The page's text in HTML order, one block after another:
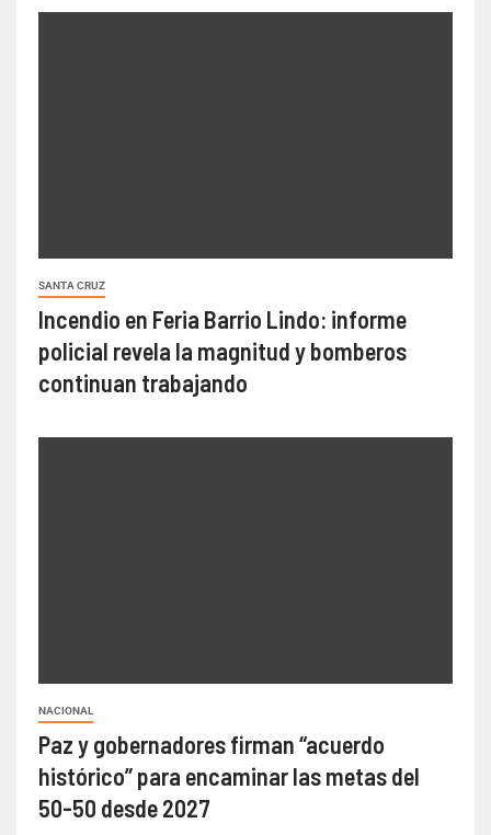
SANTA CRUZ
Incendio en Feria Barrio Lindo: informe
policial revela la magnitud y bomberos
continuan trabajando
NACIONAL
Paz y gobernadores firman “acuerdo
histórico” para encaminar las metas del
50-50 desde 2027